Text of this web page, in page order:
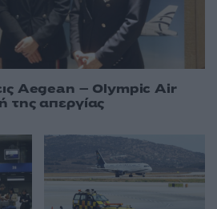
Aegean – Olympic Air
της απεργίας